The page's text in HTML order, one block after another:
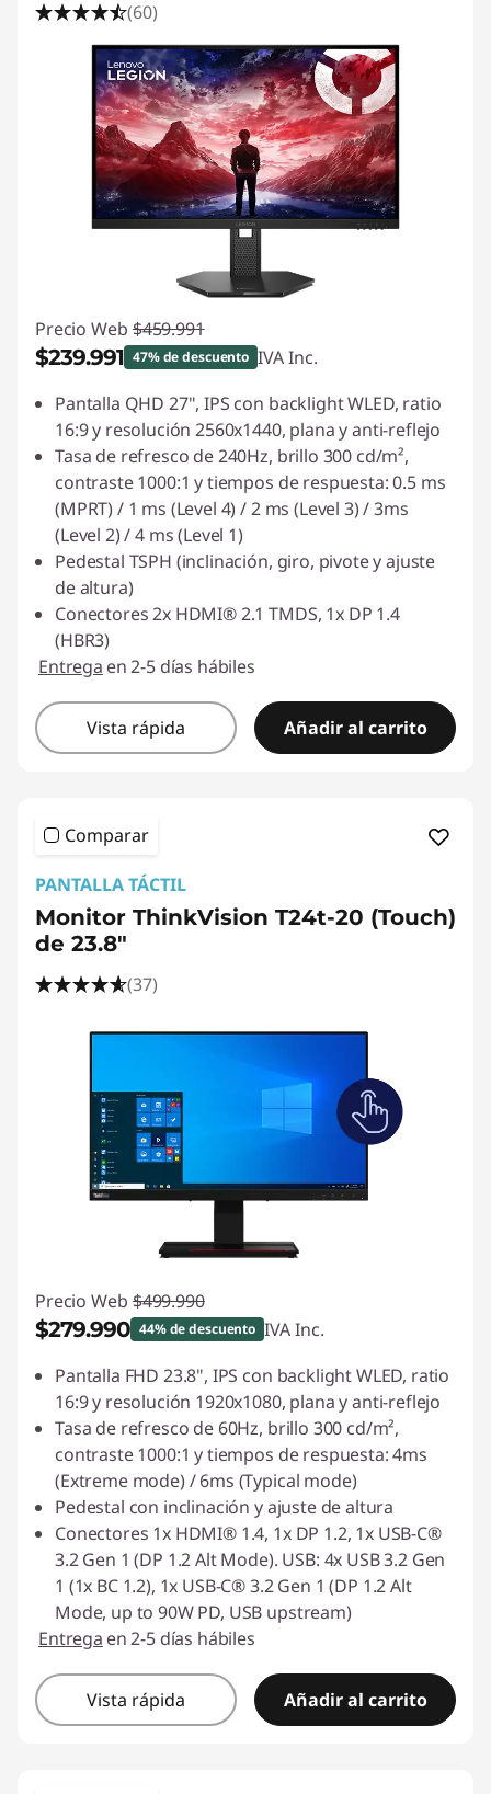
(60)
Precio Web $459.991
$239.991 47% de descuento IVA Inc.
Ahorros instantáneos :-$220.000
Pantalla QHD 27", IPS con backlight WLED, ratio
16:9 y resolución 2560x1440, plana y anti-reflejo
Tasa de refresco de 240Hz, brillo 300 cd/m²,
contraste 1000:1 y tiempos de respuesta: 0.5 ms
(MPRT) / 1 ms (Level 4) / 2 ms (Level 3) / 3ms
(Level 2) / 4 ms (Level 1)
Pedestal TSPH (inclinación, giro, pivote y ajuste
de altura)
Conectores 2x HDMI® 2.1 TMDS, 1x DP 1.4
(HBR3)
Entrega en 2-5 días hábiles
Vista rápida Añadir al carrito
Comparar
PANTALLA TÁCTIL
Monitor ThinkVision T24t-20 (Touch)
de 23.8"
(37)
Precio Web $499.990
$279.990 44% de descuento IVA Inc.
Ahorros instantáneos :-$220.000
Pantalla FHD 23.8", IPS con backlight WLED, ratio
16:9 y resolución 1920x1080, plana y anti-reflejo
Tasa de refresco de 60Hz, brillo 300 cd/m²,
contraste 1000:1 y tiempos de respuesta: 4ms
(Extreme mode) / 6ms (Typical mode)
Pedestal con inclinación y ajuste de altura
Conectores 1x HDMI® 1.4, 1x DP 1.2, 1x USB-C®
3.2 Gen 1 (DP 1.2 Alt Mode). USB: 4x USB 3.2 Gen
1 (1x BC 1.2), 1x USB-C® 3.2 Gen 1 (DP 1.2 Alt
Mode, up to 90W PD, USB upstream)
Entrega en 2-5 días hábiles
Vista rápida Añadir al carrito